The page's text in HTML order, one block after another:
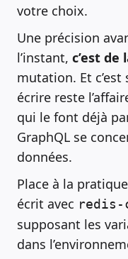
votre choix.
Une précision
l’instant, c’est de
mutation. Et
écrire reste
qui le font déjà
GraphQL se
données.
Place à la
écrit avec
supposant les
dans